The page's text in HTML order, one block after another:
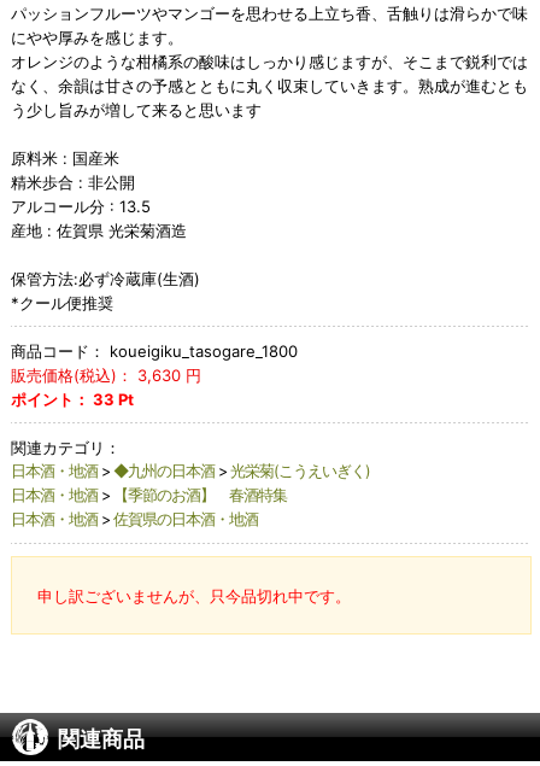
パッションフルーツやマンゴーを思わせる上立ち香、舌触りは滑らかで味
にやや厚みを感じます。
オレンジのような柑橘系の酸味はしっかり感じますが、そこまで鋭利では
なく、余韻は甘さの予感とともに丸く収束していきます。熟成が進むとも
う少し旨みが増して来ると思います
原料米 : 国産米
精米歩合 : 非公開
アルコール分 : 13.5
産地 : 佐賀県 光栄菊酒造
保管方法:必ず冷蔵庫(生酒)
*クール便推奨
商品コード：
koueigiku_tasogare_1800
販売価格(税込)：
3,630円
ポイント： 33 Pt
関連カテゴリ：
日本酒・地酒> ◆九州の日本酒> 光栄菊(こうえいぎく)
日本酒・地酒>
【季節のお酒】 春酒特集
日本酒・地酒> 佐賀県の日本酒・地酒
申し訳ございませんが、只今品切れ中です。
関連商品